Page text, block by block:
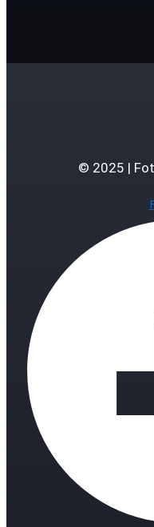
© 2025 |